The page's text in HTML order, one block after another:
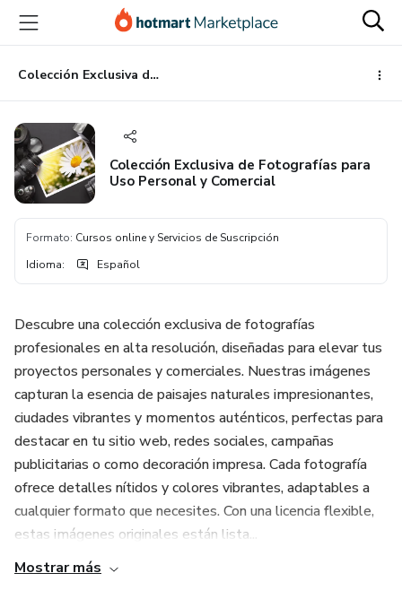
principal
página
de
página
Colección Exclusiva de Fotografías para Uso Personal y Comercial
Colección Exclusiva de Fotografías para
Uso Personal y Comercial
Formato: Cursos online y Servicios de Suscripción
Idioma: Español
Descubre una colección exclusiva de fotografías
profesionales en alta resolución, diseñadas para elevar tus
proyectos personales y comerciales. Nuestras imágenes
capturan la esencia de paisajes naturales impresionantes,
ciudades vibrantes y momentos auténticos, perfectas para
destacar en tu sitio web, redes sociales, campañas
publicitarias o como decoración impresa. Cada fotografía
ofrece detalles nítidos y colores vibrantes, adaptables a
cualquier formato que necesites. Con una licencia flexible,
estas imágenes originales están lista...
Mostrar más